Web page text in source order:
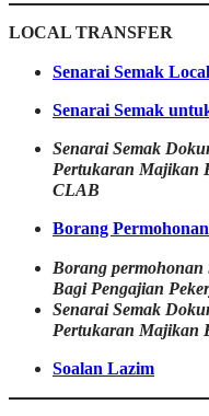
LOCAL TRANSFER
Senarai Semak
Senarai Semak
Senarai Semak
Pertukaran Majikan
CLAB
Borang
Borang
Bagi Pengajian
Senarai Semak
Pertukaran Majikan
Soalan Lazim